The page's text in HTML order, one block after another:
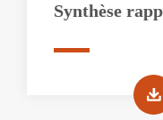
Synthèse